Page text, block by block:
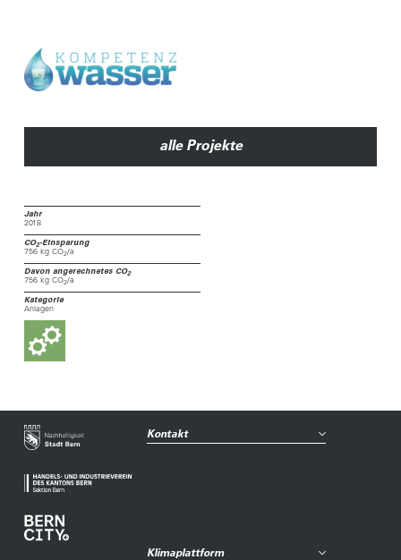
Jahr
2018
CO2-Einsparung
756 kg CO2/a
Davon angerechnetes CO2
756 kg CO2/a
Kategorie
Anlagen
alle Projekte
Kontakt
Klimaplattform